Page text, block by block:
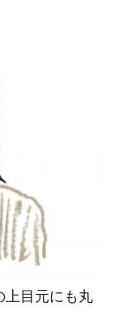
上目元にも丸